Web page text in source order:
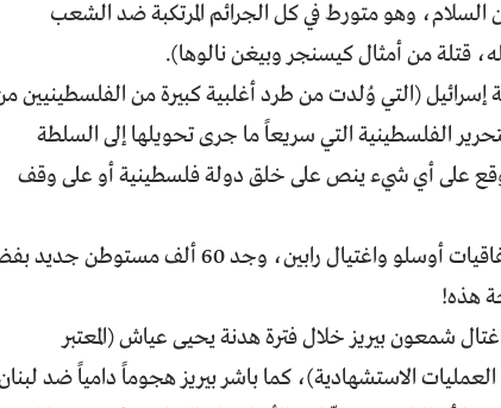
السلام، وهو متورط في كل الجرائم المرتكبة ضد الشعب
قتلة من أمثال كيسنجر وبيغن نالوها).
إسرائيل (التي وُلدت من طرد أغلبية كبيرة من الفلسطينيين
الفلسطينية التي سريعاً ما جرى تحويلها إلى السلطة
على أي شيء ينص على خلق دولة فلسطينية أو على وقف
وخلال العامين اللذين يفصلان ما بين توقيع اتفاقيات أوسلو واغتيال رابين، وجد 60 ألف
هذه!
شمعون بيريز خلال فترة هدنة يحيى عياش (المعتبر
الاستشهادية)، كما باشر بيريز هجوماً دامياً ضد